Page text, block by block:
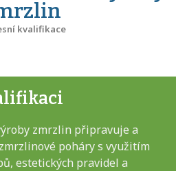
kvalifikace
zmrzlin připravuje a
poháry s využitím
estetických pravidel a